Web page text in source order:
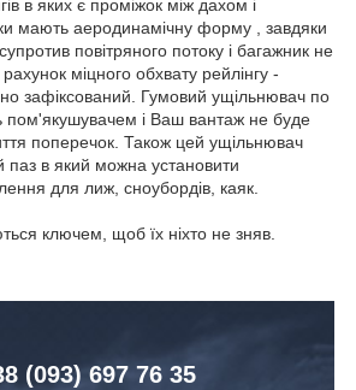
в яких є проміжок між дахом і
мають аеродинамічну форму , завдяки
повітряного потоку і багажник не
міцного обхвату рейлінгу -
зафіксований. Гумовий ущільнювач по
пом'якушувачем і Ваш вантаж не буде
поперечок. Також цей ущільнювач
паз в який можна установити
для лиж, сноубордів, каяк.
ключем, щоб їх ніхто не зняв.
(093) 697 76 35